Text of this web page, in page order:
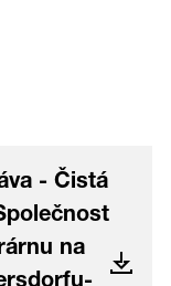
- Čistá
na